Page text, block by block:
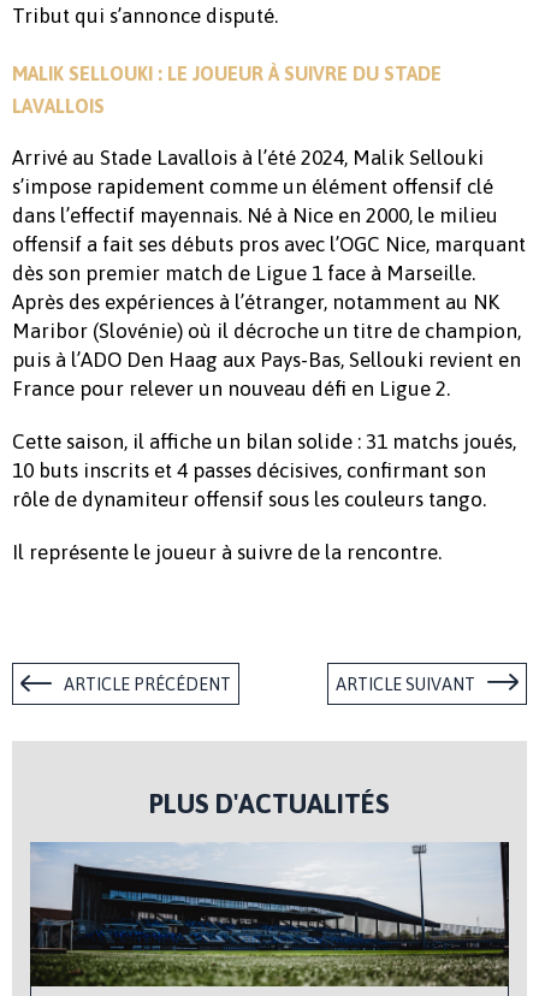
Tribut qui s’annonce disputé.
MALIK SELLOUKI : LE JOUEUR À SUIVRE DU STADE
LAVALLOIS
Arrivé au Stade Lavallois à l’été 2024, Malik Sellouki
s’impose rapidement comme un élément offensif clé
dans l’effectif mayennais. Né à Nice en 2000, le milieu
offensif a fait ses débuts pros avec l’OGC Nice, marquant
dès son premier match de Ligue 1 face à Marseille.
Après des expériences à l’étranger, notamment au NK
Maribor (Slovénie) où il décroche un titre de champion,
puis à l’ADO Den Haag aux Pays-Bas, Sellouki revient en
France pour relever un nouveau défi en Ligue 2.
Cette saison, il affiche un bilan solide : 31 matchs joués,
10 buts inscrits et 4 passes décisives, confirmant son
rôle de dynamiteur offensif sous les couleurs tango.
Il représente le joueur à suivre de la rencontre.
ARTICLE PRÉCÉDENT ARTICLE SUIVANT
PLUS D'ACTUALITÉS